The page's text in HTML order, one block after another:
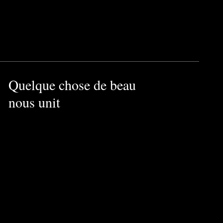
Quelque chose de beau
nous unit